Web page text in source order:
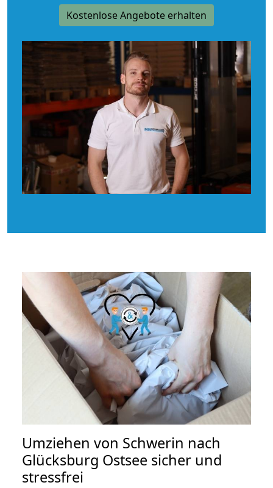
Kostenlose Angebote erhalten
Umziehen von Schwerin nach
Glücksburg Ostsee sicher und
stressfrei